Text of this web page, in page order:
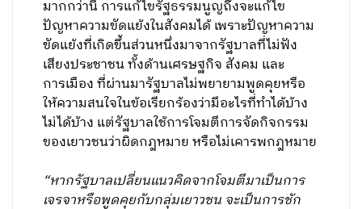
มากกว่านี้ การแก้ไขรัฐธรรมนูญถึงจะแก้ไข
ปัญหาความขัดแย้งในสังคมได้ เพราะปัญหาความ
ขัดแย้งที่เกิดขึ้นส่วนหนึ่งมาจากรัฐบาลที่ไม่ฟัง
เสียงประชาชน ทั้งด้านเศรษฐกิจ สังคม และ
การเมือง ที่ผ่านมารัฐบาลไม่พยายามพูดคุยหรือ
ให้ความสนใจในข้อเรียกร้องว่ามีอะไรที่ทำได้บ้าง
ไม่ได้บ้าง แต่รัฐบาลใช้การโจมตีการจัดกิจกรรม
ของเยาวชนว่าผิดกฎหมาย หรือไม่เคารพกฎหมาย
“หากรัฐบาลเปลี่ยนแนวคิดจากโจมตีมาเป็นการ
เจรจาหรือพูดคุยกับกลุ่มเยาวชน จะเป็นการชัก